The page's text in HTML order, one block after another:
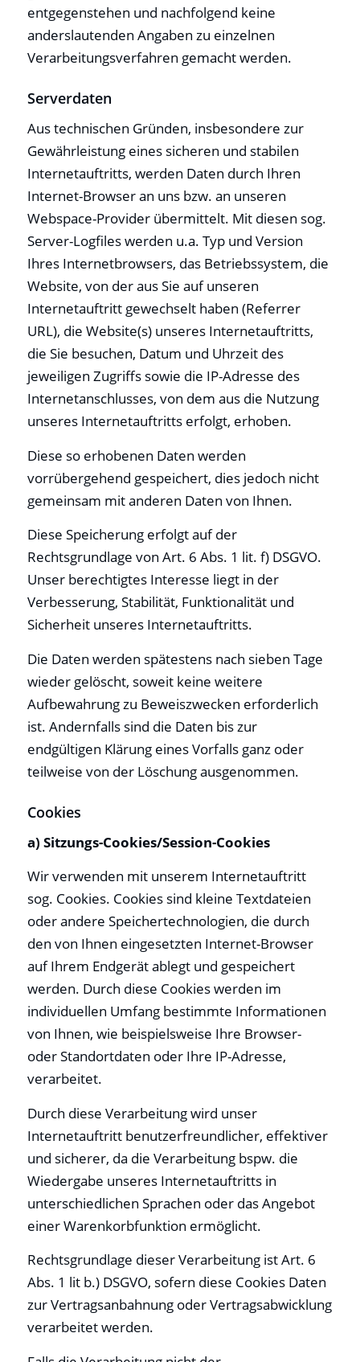
entgegenstehen und nachfolgend keine
anderslautenden Angaben zu einzelnen
Verarbeitungsverfahren gemacht werden.
Serverdaten
Aus technischen Gründen, insbesondere zur
Gewährleistung eines sicheren und stabilen
Internetauftritts, werden Daten durch Ihren
Internet-Browser an uns bzw. an unseren
Webspace-Provider übermittelt. Mit diesen sog.
Server-Logfiles werden u.a. Typ und Version
Ihres Internetbrowsers, das Betriebssystem, die
Website, von der aus Sie auf unseren
Internetauftritt gewechselt haben (Referrer
URL), die Website(s) unseres Internetauftritts,
die Sie besuchen, Datum und Uhrzeit des
jeweiligen Zugriffs sowie die IP-Adresse des
Internetanschlusses, von dem aus die Nutzung
unseres Internetauftritts erfolgt, erhoben.
Diese so erhobenen Daten werden
vorrübergehend gespeichert, dies jedoch nicht
gemeinsam mit anderen Daten von Ihnen.
Diese Speicherung erfolgt auf der
Rechtsgrundlage von Art. 6 Abs. 1 lit. f) DSGVO.
Unser berechtigtes Interesse liegt in der
Verbesserung, Stabilität, Funktionalität und
Sicherheit unseres Internetauftritts.
Die Daten werden spätestens nach sieben Tage
wieder gelöscht, soweit keine weitere
Aufbewahrung zu Beweiszwecken erforderlich
ist. Andernfalls sind die Daten bis zur
endgültigen Klärung eines Vorfalls ganz oder
teilweise von der Löschung ausgenommen.
Cookies
a) Sitzungs-Cookies/Session-Cookies
Wir verwenden mit unserem Internetauftritt
sog. Cookies. Cookies sind kleine Textdateien
oder andere Speichertechnologien, die durch
den von Ihnen eingesetzten Internet-Browser
auf Ihrem Endgerät ablegt und gespeichert
werden. Durch diese Cookies werden im
individuellen Umfang bestimmte Informationen
von Ihnen, wie beispielsweise Ihre Browser-
oder Standortdaten oder Ihre IP-Adresse,
verarbeitet.
Durch diese Verarbeitung wird unser
Internetauftritt benutzerfreundlicher, effektiver
und sicherer, da die Verarbeitung bspw. die
Wiedergabe unseres Internetauftritts in
unterschiedlichen Sprachen oder das Angebot
einer Warenkorbfunktion ermöglicht.
Rechtsgrundlage dieser Verarbeitung ist Art. 6
Abs. 1 lit b.) DSGVO, sofern diese Cookies Daten
zur Vertragsanbahnung oder Vertragsabwicklung
verarbeitet werden.